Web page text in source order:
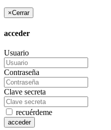
×Cerrar
acceder
Usuario
Contraseña
Clave secreta
recuérdeme
acceder